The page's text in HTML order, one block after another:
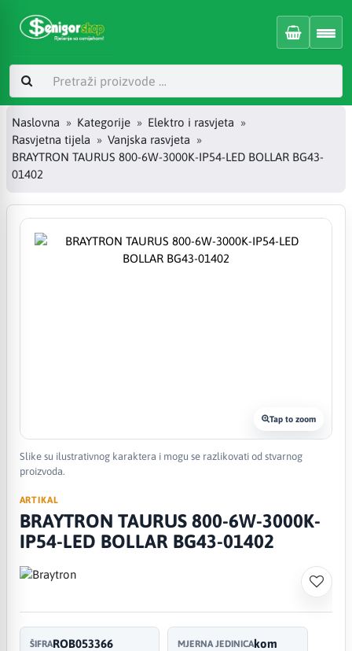
Naslovna Kategorije
Elektro i rasvjeta
Rasvjetna tijela
Vanjska rasvjeta
BRAYTRON TAURUS 800-6W-3000K-IP54-LED BOLLAR BG43-
01402
Tap to zoom
Slike su ilustrativnog karaktera i mogu se razlikovati od stvarnog
proizvoda.
ARTIKAL
BRAYTRON TAURUS 800-6W-3000K-
IP54-LED BOLLAR BG43-01402
ŠIFRAROB053366 MJERNA JEDINICAkom